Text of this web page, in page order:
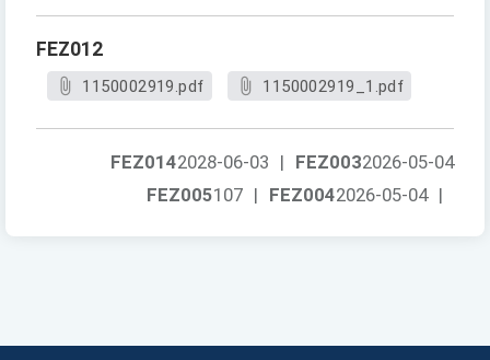
FEZ012
1150002919.pdf 1150002919_1.pdf
FEZ0032026-05-04
FEZ0142028-06-03 |
FEZ0042026-05-04 |
FEZ005107 |